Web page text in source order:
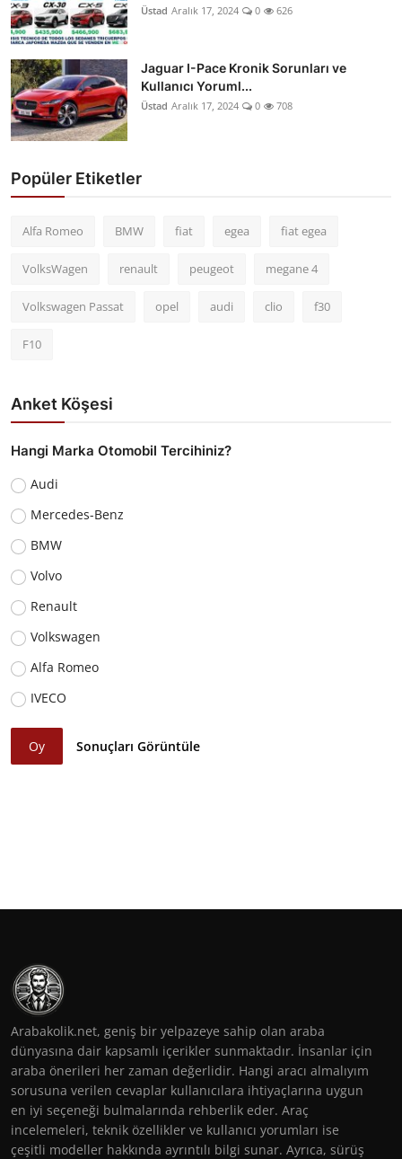
Üstad Aralık 17, 2024 0 626
Jaguar I-Pace Kronik Sorunları ve
Kullanıcı Yoruml...
Üstad Aralık 17, 2024 0 708
Popüler Etiketler
Alfa Romeo BMW fiat egea fiat egea
VolksWagen renault peugeot megane 4
Volkswagen Passat opel audi clio f30
F10
Anket Köşesi
Hangi Marka Otomobil Tercihiniz?
Audi
Mercedes-Benz
BMW
Volvo
Renault
Volkswagen
Alfa Romeo
IVECO
Oy Sonuçları Görüntüle
Arabakolik.net, geniş bir yelpazeye sahip olan araba
dünyasına dair kapsamlı içerikler sunmaktadır. İnsanlar için
araba önerileri her zaman değerlidir. Hangi aracı almalıyım
sorusuna verilen cevaplar kullanıcılara ihtiyaçlarına uygun
en iyi seçeneği bulmalarında rehberlik eder. Araç
incelemeleri, teknik özellikler ve kullanıcı yorumları ise
çeşitli modeller hakkında ayrıntılı bilgi sunar. Ayrıca, sürüş